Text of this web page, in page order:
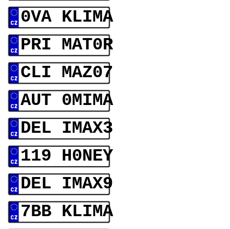
0VA KLIMA
PRI MAT0R
CLI MAZ07
AUT 0MIMA
DEL IMAX3
119 H0NEY
DEL IMAX9
7BB KLIMA